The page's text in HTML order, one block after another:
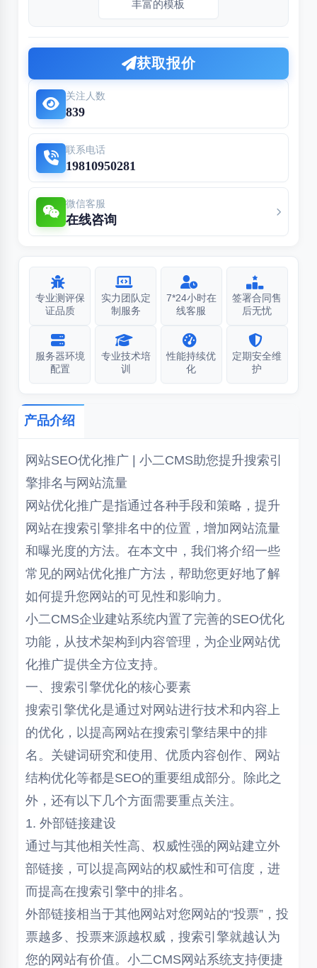
丰富的模板
获取报价
关注人数
839
联系电话
19810950281
微信客服
在线咨询
专业测评保
证品质
实力团队定
制服务
7*24小时在
线客服
签署合同售
后无忧
服务器环境
配置
专业技术培
训
性能持续优
化
定期安全维
护
产品介绍
网站SEO优化推广 | 小二CMS助您提升搜索引
擎排名与网站流量
网站优化推广是指通过各种手段和策略，提升
网站在搜索引擎排名中的位置，增加网站流量
和曝光度的方法。在本文中，我们将介绍一些
常见的网站优化推广方法，帮助您更好地了解
如何提升您网站的可见性和影响力。
小二CMS企业建站系统内置了完善的SEO优化
功能，从技术架构到内容管理，为企业网站优
化推广提供全方位支持。
一、搜索引擎优化的核心要素
搜索引擎优化是通过对网站进行技术和内容上
的优化，以提高网站在搜索引擎结果中的排
名。关键词研究和使用、优质内容创作、网站
结构优化等都是SEO的重要组成部分。除此之
外，还有以下几个方面需要重点关注。
1. 外部链接建设
通过与其他相关性高、权威性强的网站建立外
部链接，可以提高网站的权威性和可信度，进
而提高在搜索引擎中的排名。
外部链接相当于其他网站对您网站的“投票”，投
票越多、投票来源越权威，搜索引擎就越认为
您的网站有价值。小二CMS网站系统支持便捷